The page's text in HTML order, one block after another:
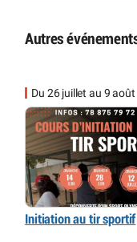
Autres
Du 26 juillet au 9 août
Initiation au tir sportif